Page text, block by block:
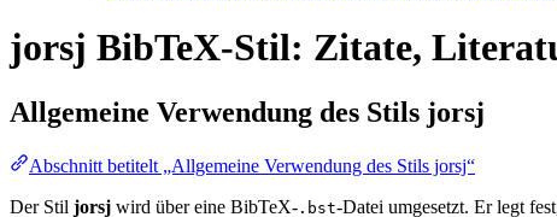
jorsj BibTeX-Stil: Zitate,
Allgemeine Verwendung des Stils jorsj
Abschnitt betitelt „Allgemeine Verwendung des Stils jorsj“
Der Stil jorsj wird über eine BibTeX- .bst-Datei umgesetzt. Er legt